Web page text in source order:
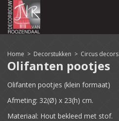
Home > Decorstukken > Circus decors
Olifanten pootjes
Olifanten pootjes (klein formaat)
Afmeting: 32(Ø) x 23(h) cm.
Materiaal: Hout bekleed met stof.